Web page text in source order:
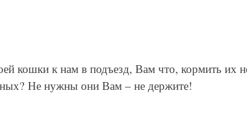
кошки к нам в подъезд, Вам что, кормить их
Не нужны они Вам – не держите!